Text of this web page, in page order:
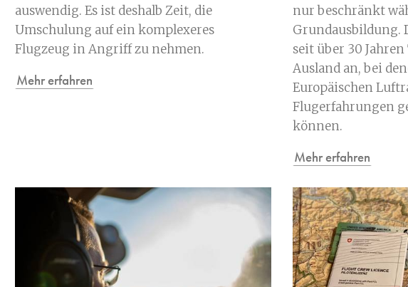
auswendig. Es ist deshalb Zeit, die
Umschulung auf ein komplexeres
Flugzeug in Angriff zu nehmen.
Mehr erfahren
nur beschränkt
Grundausbildung.
seit über 30
Ausland an, bei
Europäischen
Flugerfahrungen
können.
Mehr erfahren